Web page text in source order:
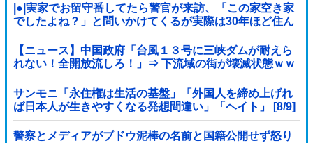
|●|実家でお留守番してたら警官が来訪、「この家空き家
でしたよね？」と問いかけてくるが実際は30年ほど住ん
でおり……
【ニュース】中国政府「台風１３号に三峡ダムが耐えら
れない！全開放流しろ！」⇒ 下流域の街が壊滅状態ｗｗ
ｗｗｗ
サンモニ「永住権は生活の基盤」「外国人を締め上げれ
ば日本人が生きやすくなる発想間違い」「ヘイト」 [8/9]
警察とメディアがブドウ泥棒の名前と国籍公開せず怒り